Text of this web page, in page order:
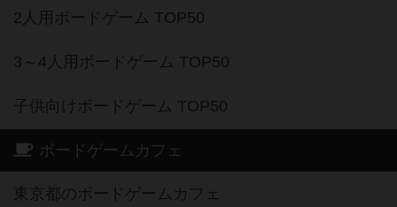
2人用ボードゲーム TOP50
3～4人用ボードゲーム TOP50
子供向けボードゲーム TOP50
ボードゲームカフェ
東京都のボードゲームカフェ